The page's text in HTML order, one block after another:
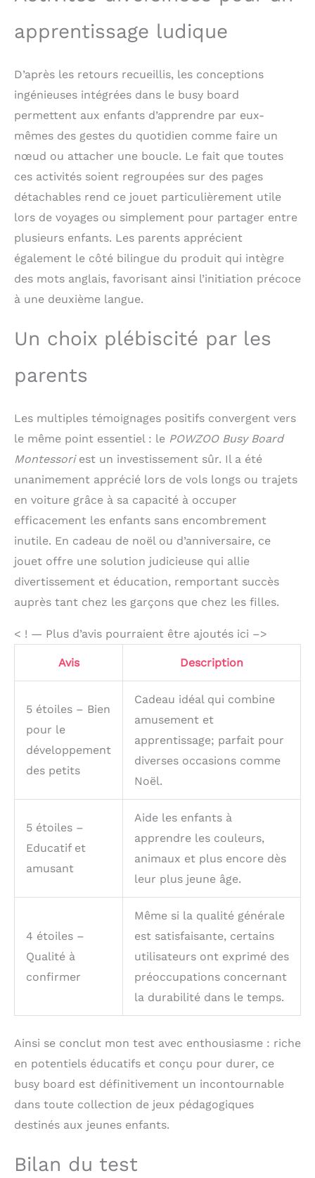
les compétences
cognitives. Jouets de
Jeunes Enfants - Grâce
au design léger et
compact du funsland
busy Board, il est
équipé de poignées et
petits peuvent tenir la
planche occupée dans
leurs mains ou la porter
comme un sac à dos
pour jouer dehors. Un
bon tableau sensoriel
actif pour les enfants
pour les occuper en
voiture, en avion, en
Tout - Petits - Les
qualité, bien faits et
suffisamment fiables
pour les tout - petits.
La couverture est
imprimée avec de jolis
motifs d'animaux qui
attirent n'importe quel
enfant. C'est le cadeau
de 1 à 6 ans, comme les
anniversaires, Noël,
Halloween, Thanksgiving
et les prix de concours.
Surprenez vos enfants
busy board occupé.
apprentissage ludique
D’après les retours recueillis, les conceptions
ingénieuses intégrées dans le busy board
permettent aux enfants d’apprendre par eux-
mêmes des gestes du quotidien comme faire un
nœud ou attacher une boucle. Le fait que toutes
ces activités soient regroupées sur des pages
détachables rend ce jouet particulièrement utile
lors de voyages ou simplement pour partager entre
plusieurs enfants. Les parents apprécient
également le côté bilingue du produit qui intègre
des mots anglais, favorisant ainsi l’initiation précoce
à une deuxième langue.
Un choix plébiscité par les
parents
Les multiples témoignages positifs convergent vers
le même point essentiel : le POWZOO Busy Board
Montessoriest un investissement sûr. Il a été
unanimement apprécié lors de vols longs ou trajets
en voiture grâce à sa capacité à occuper
efficacement les enfants sans encombrement
inutile. En cadeau de noël ou d’anniversaire, ce
jouet offre une solution judicieuse qui allie
divertissement et éducation, remportant succès
auprès tant chez les garçons que chez les filles.
< ! — Plus d’avis pourraient être ajoutés ici –>
Avis Description
5 étoiles – Bien
pour le
développement
des petits
Cadeau idéal qui combine
amusement et
apprentissage; parfait pour
diverses occasions comme
Noël.
5 étoiles –
Educatif et
amusant
Aide les enfants à
apprendre les couleurs,
animaux et plus encore dès
leur plus jeune âge.
4 étoiles –
Qualité à
confirmer
Même si la qualité générale
est satisfaisante, certains
utilisateurs ont exprimé des
préoccupations concernant
la durabilité dans le temps.
Ainsi se conclut mon test avec enthousiasme : riche
en potentiels éducatifs et conçu pour durer, ce
busy board est définitivement un incontournable
dans toute collection de jeux pédagogiques
destinés aux jeunes enfants.
Bilan du test